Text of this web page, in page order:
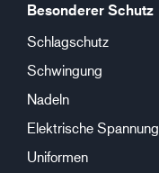
Besonderer Schutz
Schlagschutz
Schwingung
Nadeln
Elektrische Spannung
Uniformen